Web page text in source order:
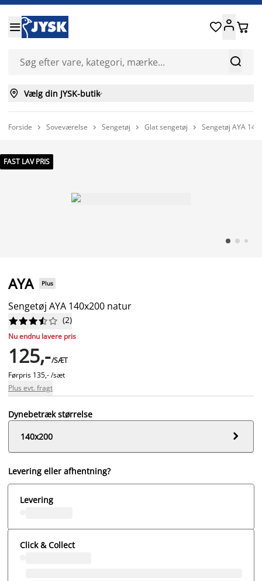


 
 Vælg din JYSK-butik
Forside  Soveværelse  Sengetøj  Glat sengetøj  Sengetøj AYA
FAST LAV PRIS
AYA Plus
Sengetøj AYA 140x200 natur





 (2)
Nu endnu lavere pris
125,-/SÆT
Førpris 135,- /sæt
Plus evt. fragt
Dynebetræk størrelse
140x200

Levering eller afhentning?
Levering
Click & Collect